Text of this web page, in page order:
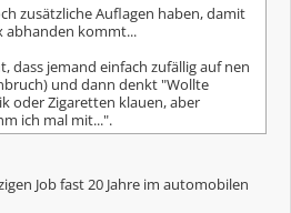
zusätzliche Auflagen haben, damit
abhanden kommt...
dass jemand einfach zufällig auf nen
und dann denkt "Wollte
oder Zigaretten klauen, aber
ich mal mit...".
Job fast 20 Jahre im automobilen